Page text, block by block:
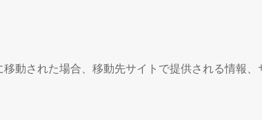
動された場合、移動先サイトで提供される情報、